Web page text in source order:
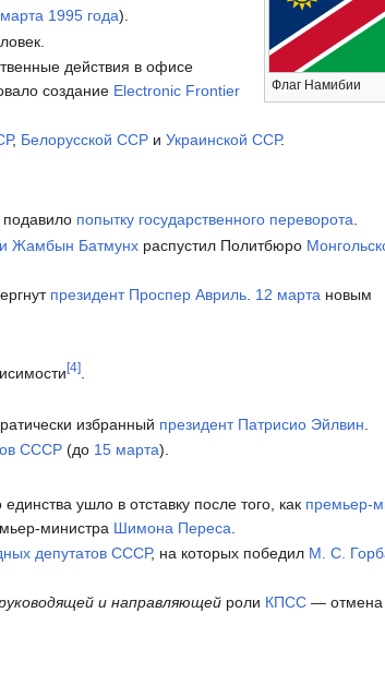
Флаг Намибии
1995 года).
действия в офисе
создание Electronic Frontier
, Белорусской ССР иУкраинской ССР.
подавило попытку государственного переворота.
Жамбын Батмунх распустил Политбюро
президент Проспер Авриль. 12 марта новым
[4].
избранный президент Патрисио Эйлвин
СССР (до 15 марта).
ушло в отставку после того, как премьер-
министра Шимона Переса
депутатов СССР, на которых победил М. С.
и направляющейроли КПСС— отмена